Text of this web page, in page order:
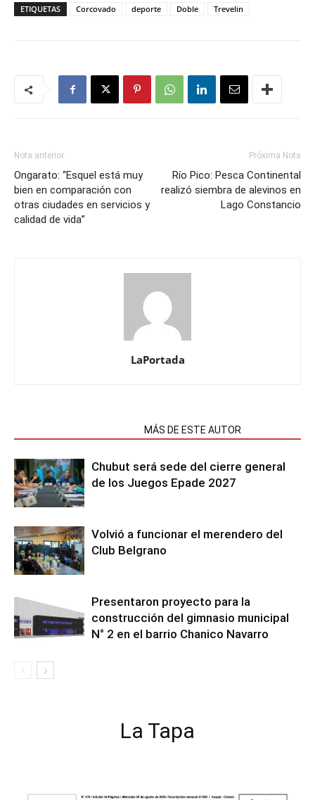
ETIQUETAS Corcovado deporte Doble Trevelin
Nota anterior
Ongarato: “Esquel está muy
bien en comparación con
otras ciudades en servicios y
calidad de vida”
Próxima Nota
Río Pico: Pesca Continental
realizó siembra de alevinos en
Lago Constancio
LaPortada
MÁS DE ESTE AUTOR
Chubut será sede del cierre general
de los Juegos Epade 2027
Volvió a funcionar el merendero del
Club Belgrano
Presentaron proyecto para la
construcción del gimnasio municipal
N° 2 en el barrio Chanico Navarro
La Tapa